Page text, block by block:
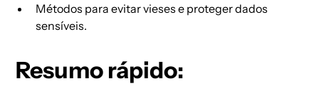
Métodos para evitar vieses e proteger dados
sensíveis.
Resumo rápido: